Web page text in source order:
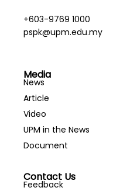
+603-9769 1000
pspk@upm.edu.my
Media
News
Article
Video
UPM in the News
Document
Contact Us
Feedback